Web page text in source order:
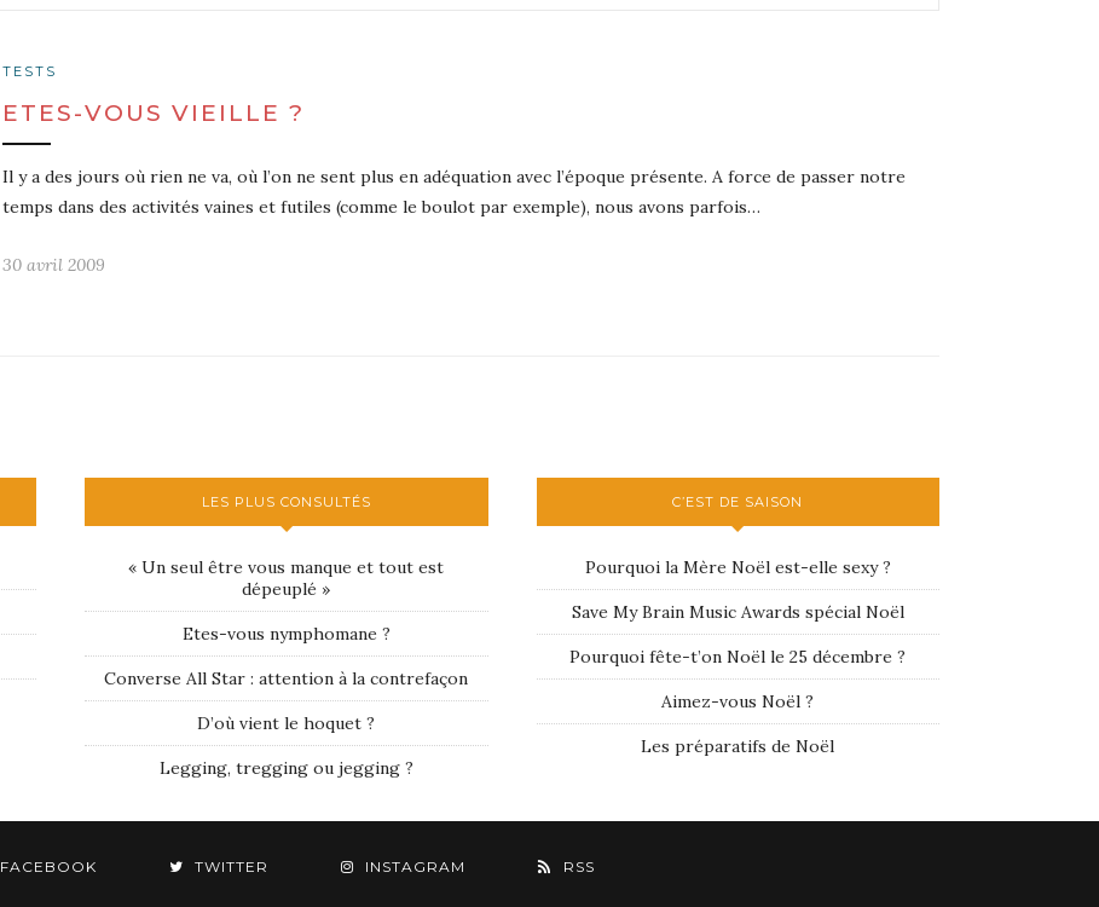
TESTS
ETES-VOUS VIEILLE ?
Il y a des jours où rien ne va, où l’on ne sent plus en adéquation avec l’époque présente. A force de passer notre
temps dans des activités vaines et futiles (comme le boulot par exemple), nous avons parfois…
30 avril 2009
LES PLUS CONSULTÉS
« Un seul être vous manque et tout est
dépeuplé »
Etes-vous nymphomane ?
Converse All Star : attention à la contrefaçon
D’où vient le hoquet ?
Legging, tregging ou jegging ?
C’EST DE SAISON
Pourquoi la Mère Noël est-elle sexy ?
Save My Brain Music Awards spécial Noël
Pourquoi fête-t’on Noël le 25 décembre ?
Aimez-vous Noël ?
Les préparatifs de Noël
FACEBOOK TWITTER INSTAGRAM RSS